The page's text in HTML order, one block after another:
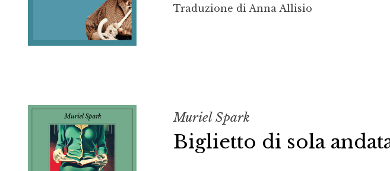
Traduzione di Anna Allisio
Muriel Spark
Biglietto di sola